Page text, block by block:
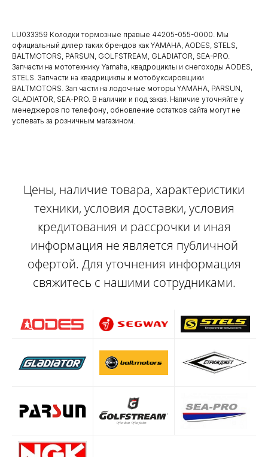
LU033359 Колодки тормозные правые 44205-055-0000. Мы
официальный дилер таких брендов как YAMAHA, AODES, STELS,
BALTMOTORS, PARSUN, GOLFSTREAM, GLADIATOR, SEA-PRO.
Запчасти на мототехнику Yamaha, квадроциклы и снегоходы AODES,
STELS. Запчасти на квадрициклы и мотобуксировщики
BALTMOTORS. Зап части на лодочные моторы YAMAHA, PARSUN,
GLADIATOR, SEA-PRO. В наличии и под заказ. Наличие уточняйте у
менеджеров по телефону, обновление остатков сайта могут не
успевать за розничным магазином.
Цены, наличие товара, характеристики
техники, условия доставки, условия
кредитования и рассрочки и иная
информация не является публичной
офертой. Для уточнения информация
свяжитесь с нашими сотрудниками.